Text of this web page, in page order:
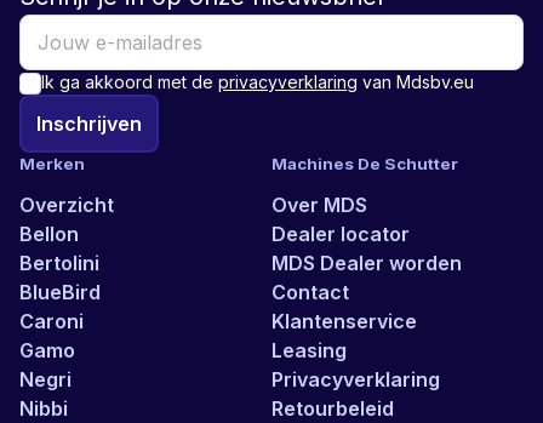
Merken
Overzicht
Bellon
Bertolini
BlueBird
Caroni
Gamo
Negri
Nibbi
Machines De Schutter
Over MDS
Dealer locator
MDS Dealer worden
Contact
Klantenservice
Leasing
Privacyverklaring
Retourbeleid
Ik ga akkoord met de privacyverklaring van Mdsbv.eu
Inschrijven